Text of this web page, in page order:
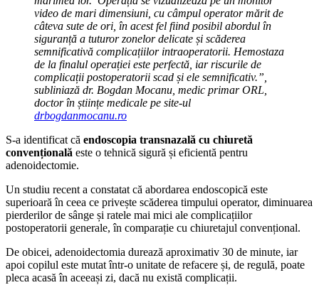
video de mari dimensiuni, cu câmpul operator mărit de
câteva sute de ori, în acest fel fiind posibil abordul în
siguranță a tuturor zonelor delicate și scăderea
semnificativă complicațiilor intraoperatorii. Hemostaza
de la finalul operației este perfectă, iar riscurile de
complicații postoperatorii scad și ele semnificativ.”,
subliniază dr. Bogdan Mocanu, medic primar ORL,
doctor în științe medicale pe site-ul
drbogdanmocanu.ro
S-a identificat că endoscopia transnazală cu chiuretă
convențională este o tehnică sigură și eficientă pentru
adenoidectomie.
Un studiu recent a constatat că abordarea endoscopică este
superioară în ceea ce privește scăderea timpului operator, diminuarea
pierderilor de sânge și ratele mai mici ale complicațiilor
postoperatorii generale, în comparație cu chiuretajul convențional.
De obicei, adenoidectomia durează aproximativ 30 de minute, iar
apoi copilul este mutat într-o unitate de refacere și, de regulă, poate
pleca acasă în aceeași zi, dacă nu există complicații.